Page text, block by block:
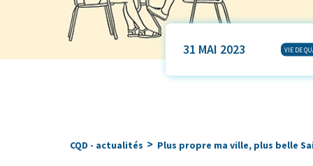
31 MAI 2023 VIE DE
CQD - actualités > Plus propre ma ville, plus belle